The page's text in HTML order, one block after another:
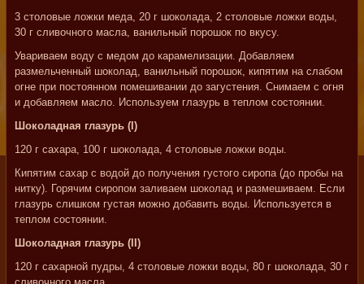
3 столовые ложки меда, 20 г шоколада, 2 столовые ложки воды,
30 г сливочного масла, ванильный порошок по вкусу.
Увариваем воду с медом до карамелизации. Добавляем
размельченный шоколад, ванильный порошок, кипятим на слабом
огне при постоянном помешивании до загустения. Снимаем с огня
и добавляем масло. Используем глазурь в теплом состоянии.
Шоколадная глазурь (I)
120 г сахара, 100 г шоколада, 4 столовые ложки воды.
Кипятим сахар с водой до получения густого сиропа (до пробы на
нитку). Горячим сиропом заливаем шоколад и размешиваем. Если
глазурь слишком густая можно добавить воды. Используется в
теплом состоянии.
Шоколадная глазурь (II)
120 г сахарной пудры, 4 столовые ложки воды, 80 г шоколада, 30 г